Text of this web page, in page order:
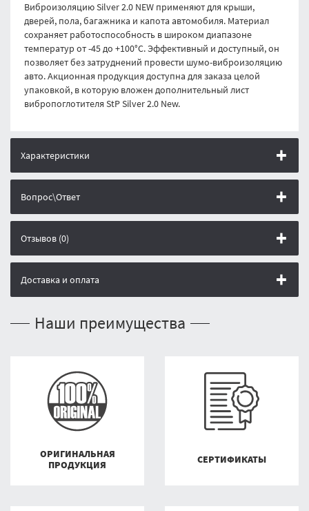
Виброизоляцию Silver 2.0 NEW применяют для крыши,
дверей, пола, багажника и капота автомобиля. Материал
сохраняет работоспособность в широком диапазоне
температур от -45 до +100°С. Эффективный и доступный, он
позволяет без затруднений провести шумо-виброизоляцию
авто. Акционная продукция доступна для заказа целой
упаковкой, в которую вложен дополнительный лист
вибропоглотителя StP Silver 2.0 New.
Характеристики
Вопрос\Ответ
Отзывов (0)
Доставка и оплата
Наши преимущества
ОРИГИНАЛЬНАЯ
ПРОДУКЦИЯ
СЕРТИФИКАТЫ